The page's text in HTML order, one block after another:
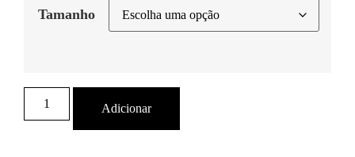
Tamanho
Adicionar